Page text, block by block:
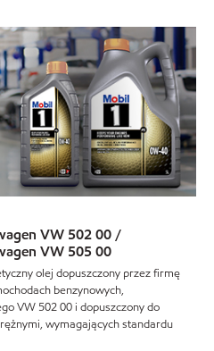
VW 502 00 /
VW 505 00
olej dopuszczony przez firmę
benzynowych,
VW 502 00 i dopuszczony do
wymagających standardu